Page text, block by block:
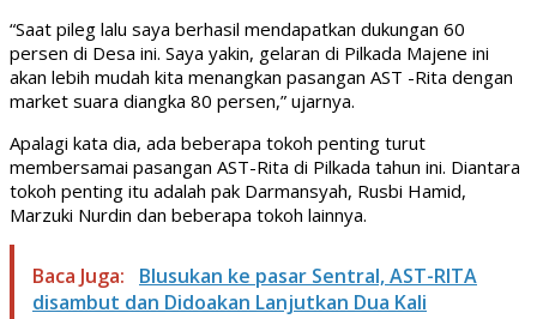
“Saat pileg lalu saya berhasil mendapatkan dukungan 60
persen di Desa ini. Saya yakin, gelaran di Pilkada Majene ini
akan lebih mudah kita menangkan pasangan AST -Rita dengan
market suara diangka 80 persen,” ujarnya.
Apalagi kata dia, ada beberapa tokoh penting turut
membersamai pasangan AST-Rita di Pilkada tahun ini. Diantara
tokoh penting itu adalah pak Darmansyah, Rusbi Hamid,
Marzuki Nurdin dan beberapa tokoh lainnya.
Baca Juga:
Blusukan ke pasar Sentral, AST-RITA
disambut dan Didoakan Lanjutkan Dua Kali